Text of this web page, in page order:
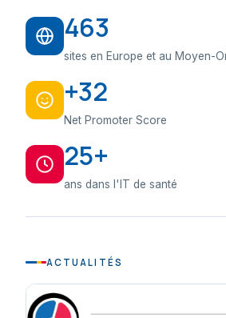
463
sites en Europe et au Moyen-
+32
Net Promoter Score
25+
ans dans l'IT de santé
ACTUALITÉS